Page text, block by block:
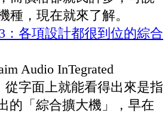
種，現在就來了解。
Audio InTegrated
從字面上就能看得出來是指
的「綜合擴大機」，早在